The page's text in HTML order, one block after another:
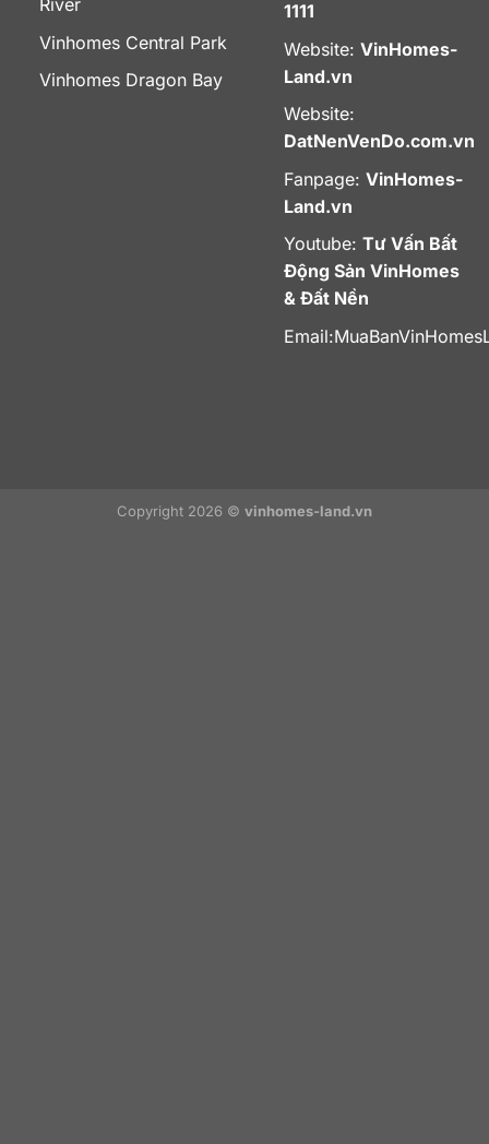
River
Vinhomes Central Park
Vinhomes Dragon Bay
1111
Website: VinHomes-
Land.vn
Website:
DatNenVenDo.com.vn
Fanpage: VinHomes-
Land.vn
Youtube: Tư Vấn Bất
Động Sản VinHomes
& Đất Nền
Email:
Copyright 2026 © vinhomes-land.vn